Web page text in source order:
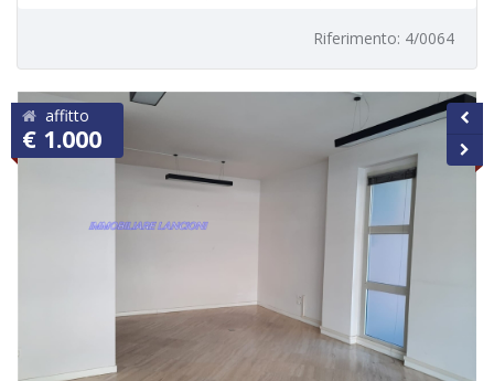
Riferimento: 4/0064
affitto
€ 1.000